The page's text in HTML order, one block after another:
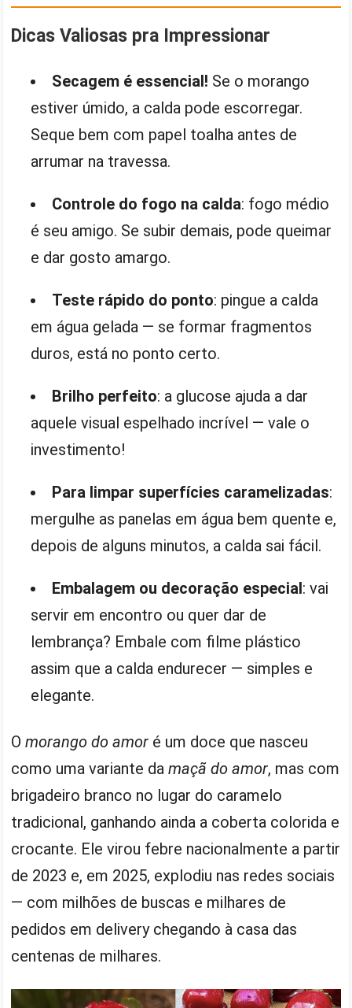
Dicas Valiosas pra Impressionar
Secagem é essencial! Se o morango
estiver úmido, a calda pode escorregar.
Seque bem com papel toalha antes de
arrumar na travessa.
Controle do fogo na calda: fogo médio
é seu amigo. Se subir demais, pode queimar
e dar gosto amargo.
Teste rápido do ponto: pingue a calda
em água gelada — se formar fragmentos
duros, está no ponto certo.
Brilho perfeito: a glucose ajuda a dar
aquele visual espelhado incrível — vale o
investimento!
Para limpar superfícies caramelizadas:
mergulhe as panelas em água bem quente e,
depois de alguns minutos, a calda sai fácil.
Embalagem ou decoração especial: vai
servir em encontro ou quer dar de
lembrança? Embale com filme plástico
assim que a calda endurecer — simples e
elegante.
Omorango do amor é um doce que nasceu
como uma variante damaçã do amor, mas com
brigadeiro branco no lugar do caramelo
tradicional, ganhando ainda a coberta colorida e
crocante. Ele virou febre nacionalmente a partir
de 2023 e, em 2025, explodiu nas redes sociais
— com milhões de buscas e milhares de
pedidos em delivery chegando à casa das
centenas de milhares.